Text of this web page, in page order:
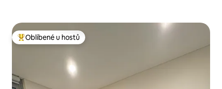
Nejlepší v kategorii Oblíbené u hostů
Oblíbené u hostů